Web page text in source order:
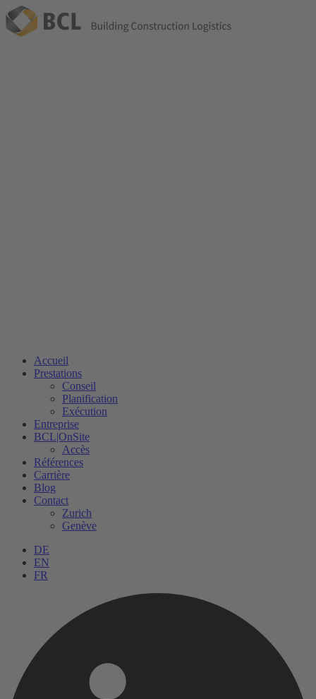
Accueil
Prestations
Conseil
Planification
Exécution
Entreprise
BCL|OnSite
Accès
Références
Carrière
Blog
Contact
Zurich
Genève
DE
EN
FR